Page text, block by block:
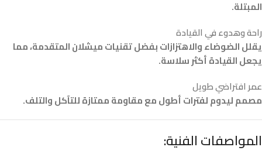
المبتلة.
راحة وهدوء في القيادة
يقلل الضوضاء والاهتزازات بفضل تقنيات ميشلان المتقدمة، مما
يجعل القيادة أكثر سلاسة.
عمر افتراضي طويل
مصمم ليدوم لفترات أطول مع مقاومة ممتازة للتآكل والتلف.
المواصفات الفنية: